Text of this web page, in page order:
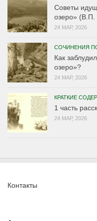
Советы
озеро» (В.П.
24 МАР, 2026
СОЧИНЕНИЯ
Как
озеро»?
24 МАР, 2026
КРАТКИЕ
1 часть
24 МАР, 2026
Контакты